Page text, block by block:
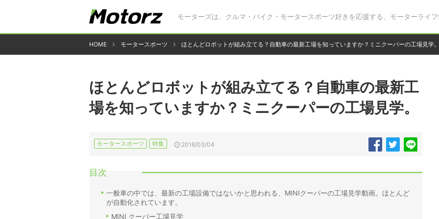
モーターズは、クルマ・バイク・モータースポーツ好きを応援する、モーターライフ
HOME モータースポーツ ほとんどロボットが組み立てる？自動車の最新工場を知っていますか？ミニクーパーの工場見学。
ほとんどロボットが組み立てる？自動車の最新工
場を知っていますか？ミニクーパーの工場見学。
モータースポーツ 特集 2016/03/04
目次
一般車の中では、最新の工場設備ではないかと思われる、MINIクーパーの工場見学動画。ほとんど
が自動化されています。
MINI クーパー工場見学